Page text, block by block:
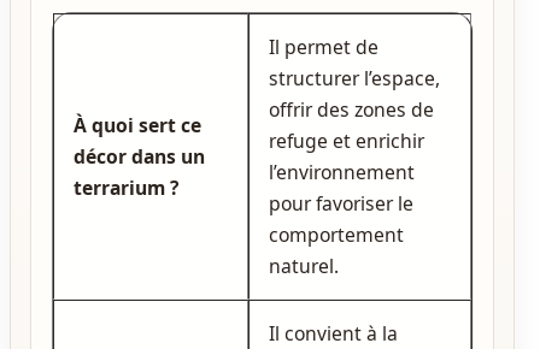
À quoi sert ce
décor dans un
terrarium ?
Il permet de
structurer l’espace,
offrir des zones de
refuge et enrichir
l’environnement
pour favoriser le
comportement
naturel.
Il convient à la